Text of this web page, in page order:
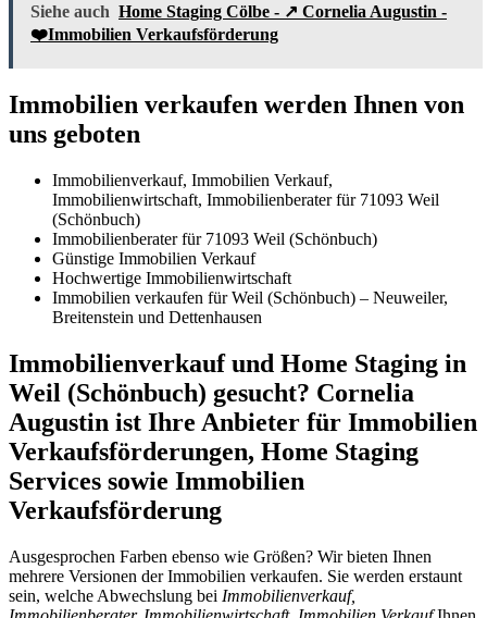
Siehe auch Home Staging Cölbe - ↗️ Cornelia Augustin -
❤️Immobilien Verkaufsförderung
Immobilien verkaufen werden Ihnen von
uns geboten
Immobilienverkauf, Immobilien Verkauf,
Immobilienwirtschaft, Immobilienberater für 71093 Weil
(Schönbuch)
Immobilienberater für 71093 Weil (Schönbuch)
Günstige Immobilien Verkauf
Hochwertige Immobilienwirtschaft
Immobilien verkaufen für Weil (Schönbuch) – Neuweiler,
Breitenstein und Dettenhausen
Immobilienverkauf und Home Staging in
Weil (Schönbuch) gesucht? Cornelia
Augustin ist Ihre Anbieter für Immobilien
Verkaufsförderungen, Home Staging
Services sowie Immobilien
Verkaufsförderung
Ausgesprochen Farben ebenso wie Größen? Wir bieten Ihnen
mehrere Versionen der Immobilien verkaufen. Sie werden erstaunt
sein, welche Abwechslung bei Immobilienverkauf,